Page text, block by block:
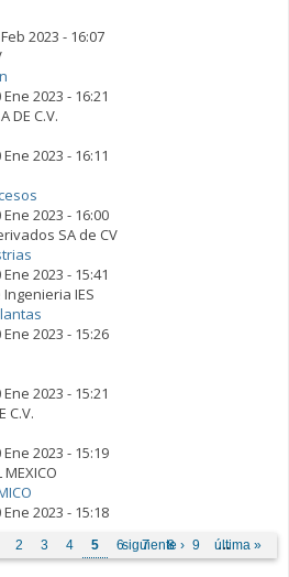
2023 - 16:07
2023 - 16:21
DE C.V.
2023 - 16:11
Ene 2023 - 16:00
SA de CV
2023 - 15:41
IES
Ene 2023 - 15:26
2023 - 15:21
C.V.
Ene 2023 - 15:19
MEXICO
Ene 2023 - 15:18
2 3 4 5 6 7 8 9 …
siguiente › última »